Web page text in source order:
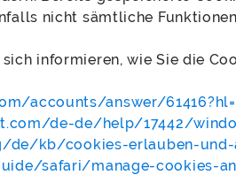
nicht sämtliche
informieren, wie Sie die
accounts/answer/
de-de/help/17442/
de/kb/cookies-erlauben-und-
safari/manage-cookies-